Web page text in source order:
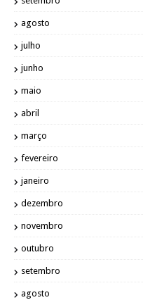
agosto
julho
junho
maio
abril
março
fevereiro
janeiro
dezembro
novembro
outubro
setembro
agosto